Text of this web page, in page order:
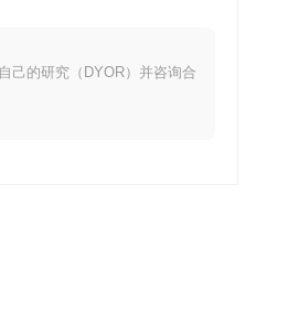
动的稳定币解决方案。其特别之
无缝交易和以稳定货币进行汇
己的研究（DYOR）并咨询合